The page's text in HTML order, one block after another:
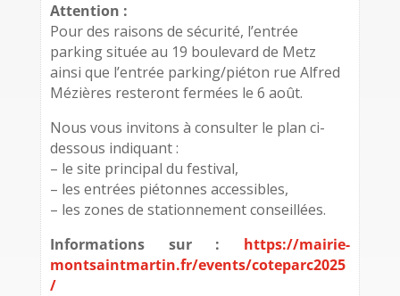
Attention :
Pour des raisons de sécurité, l’entrée
parking située au 19 boulevard de Metz
ainsi que l’entrée parking/piéton rue Alfred
Mézières resteront fermées le 6 août.
Nous vous invitons à consulter le plan ci-
dessous indiquant :
– le site principal du festival,
– les entrées piétonnes accessibles,
– les zones de stationnement conseillées.
Informations sur : https://mairie-
montsaintmartin.fr/events/coteparc2025
/